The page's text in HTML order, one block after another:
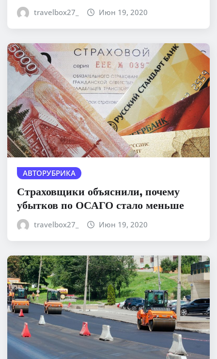
travelbox27_ Июн 19, 2020
АВТОРУБРИКА
Страховщики объяснили, почему
убытков по ОСАГО стало меньше
travelbox27_ Июн 19, 2020